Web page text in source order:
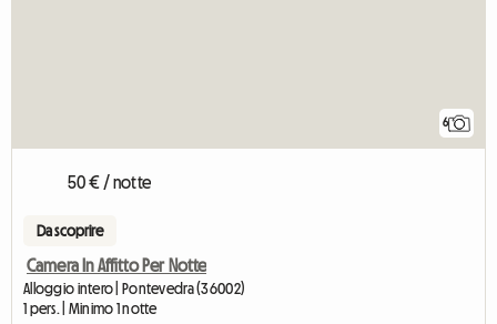
6
50 € / notte
Da scoprire
Camera In Affitto Per Notte
Alloggio intero | Pontevedra (36002)
1 pers. | Minimo 1 notte